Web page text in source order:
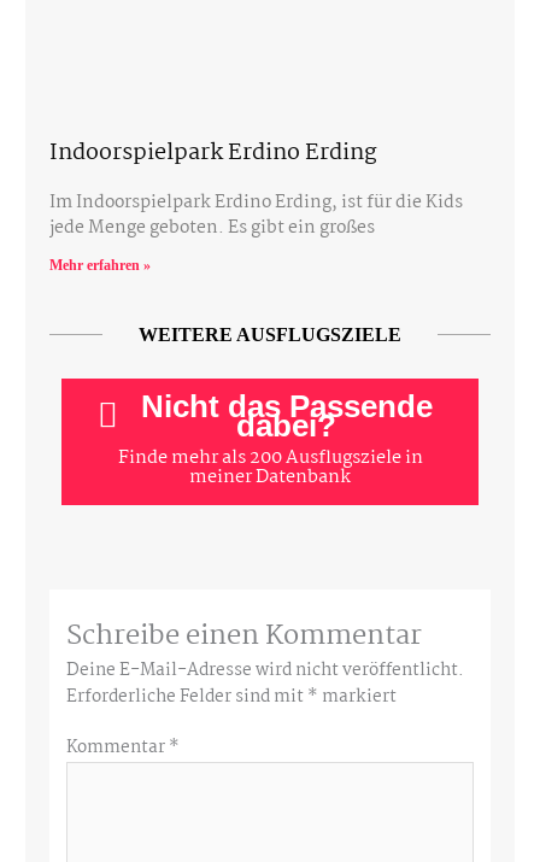
Indoorspielpark Erdino Erding
Im Indoorspielpark Erdino Erding, ist für die Kids
jede Menge geboten. Es gibt ein großes
Mehr erfahren »
WEITERE AUSFLUGSZIELE
Nicht das Passende
dabei?
Finde mehr als 200 Ausflugsziele in
meiner Datenbank
Schreibe einen Kommentar
Deine E-Mail-Adresse wird nicht veröffentlicht.
Erforderliche Felder sind mit* markiert
Kommentar*